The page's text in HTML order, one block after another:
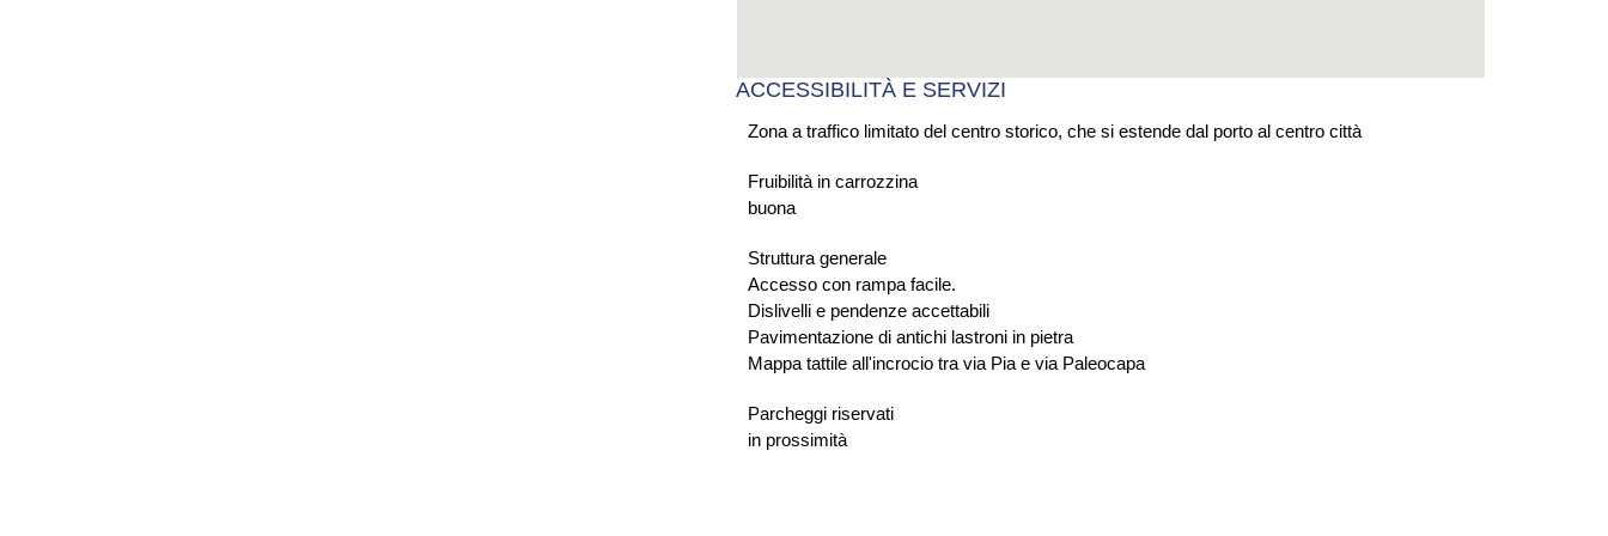
ACCESSIBILITÀ E SERVIZI
Zona a traffico limitato del centro storico, che si estende dal porto al centro città
Fruibilità in carrozzina
buona
Struttura generale
Accesso con rampa facile.
Dislivelli e pendenze accettabili
Pavimentazione di antichi lastroni in pietra
Mappa tattile all'incrocio tra via Pia e via Paleocapa
Parcheggi riservati
in prossimità